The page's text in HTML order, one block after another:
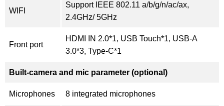
WIFI
Support IEEE 802.11 a/b/g/n/ac/ax,
2.4GHz/ 5GHz
Front port
HDMI IN 2.0*1, USB Touch*1, USB-A
3.0*3, Type-C*1
Built-camera and mic parameter (optional)
Microphones 8 integrated microphones